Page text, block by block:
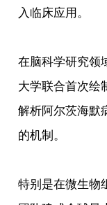
入临床应用。
在脑科学研究领
大学联合首次绘
解析阿尔茨海默
的机制。
特别是在微生物